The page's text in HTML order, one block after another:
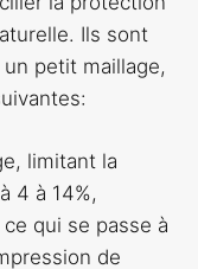
Ils sont
petit maillage,
limitant la
4 à 14%,
qui se passe à
de